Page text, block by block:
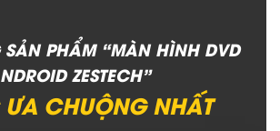
PHẨM “MÀN HÌNH DVD
ZESTECH”
CHUỘNG NHẤT